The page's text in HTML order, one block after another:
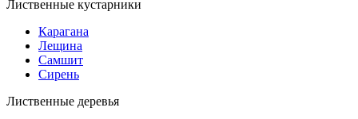
Лиственные кустарники
Карагана
Лещина
Самшит
Сирень
Лиственные деревья